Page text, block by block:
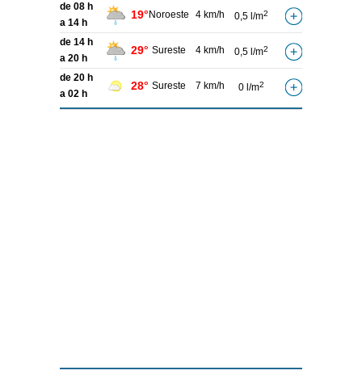
de 08 h
a 14 h
19° Noroeste 4 km/h 0,5 l/m2
de 14 h
a 20 h
29° Sureste 4 km/h 0,5 l/m2
de 20 h
a 02 h
28° Sureste 7 km/h 0 l/m2